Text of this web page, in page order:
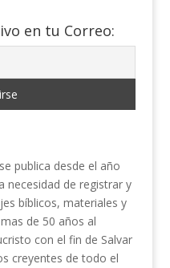
en tu Correo:
publica desde el año
necesidad de registrar y
bíblicos, materiales y
de 50 años al
con el fin de Salvar
creyentes de todo el